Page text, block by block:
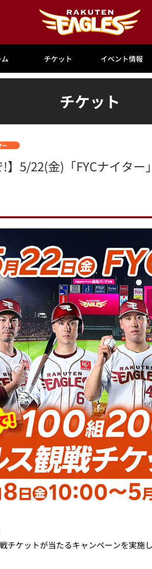
チケット イベント情報
チケット
ー
!】5/22(金)「FYCナイタ
チケットが当たるキャンペーンを実施